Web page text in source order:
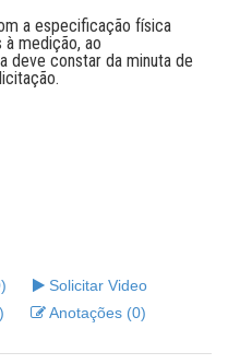
a especificação física
medição, ao
deve constar da minuta de
Solicitar Video
Anotações (0)